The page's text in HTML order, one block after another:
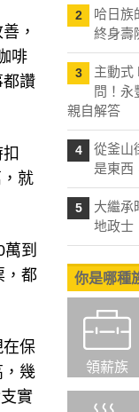
，
啡
都讚
就
到
，都
在保
，幾
實
2
哈日族
終身壽
3
主動式
問！永
親自解答
4
從釜山
是東西
5
大繼承
地政士
你是哪種
領薪族